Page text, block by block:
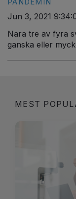
PANDEMIN
Jun 3, 2021
Nära tre av fyra
ganska eller
MEST